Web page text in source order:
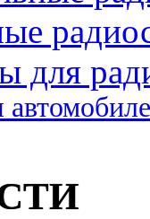
для